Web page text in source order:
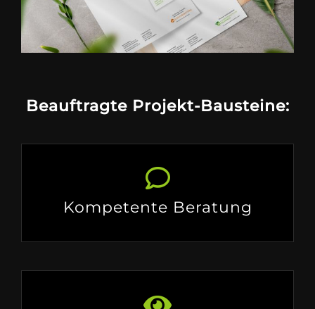
Beauftragte Projekt-Bausteine:
Kompetente Beratung